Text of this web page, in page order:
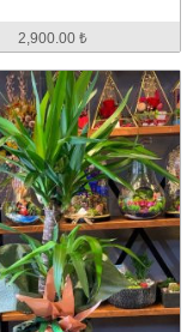
2,900.00 ₺